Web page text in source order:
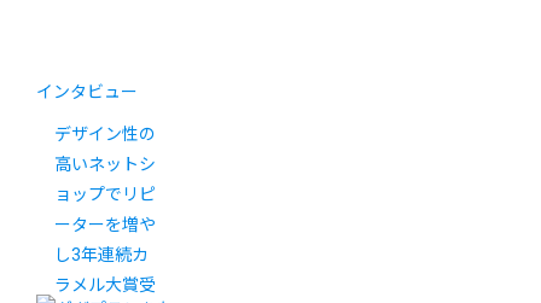
インタビュー
デザイン性の
高いネットシ
ョップでリピ
ーターを増や
し3年連続カ
ラメル大賞受